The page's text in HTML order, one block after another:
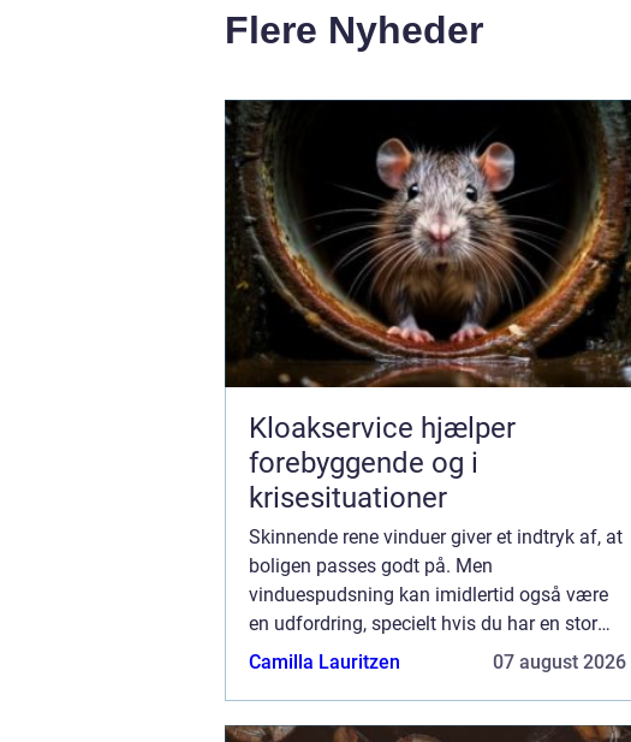
Flere Nyheder
Kloakservice hjælper
forebyggende og i
krisesituationer
Skinnende rene vinduer giver et indtryk af, at
boligen passes godt på. Men
vinduespudsning kan imidlertid også være
en udfordring, specielt hvis du har en stor
ejendom eller arbejder en hel dag. Her kan
Camilla Lauritzen 07 august 2026